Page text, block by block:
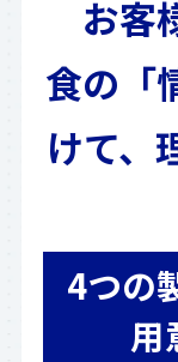
お客
食の「
けて、
4つの
用